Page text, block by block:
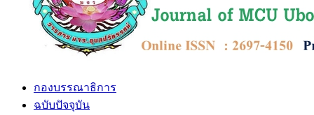
กองบรรณาธิการ
ฉบับปัจจุบัน